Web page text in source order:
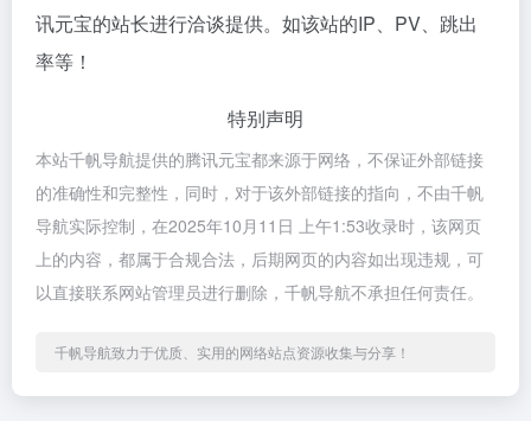
讯元宝的站长进行洽谈提供。如该站的IP、PV、跳出
率等！
特别声明
本站千帆导航提供的腾讯元宝都来源于网络，不保证外部链接
的准确性和完整性，同时，对于该外部链接的指向，不由千帆
导航实际控制，在2025年10月11日 上午1:53收录时，该网页
上的内容，都属于合规合法，后期网页的内容如出现违规，可
以直接联系网站管理员进行删除，千帆导航不承担任何责任。
千帆导航致力于优质、实用的网络站点资源收集与分享！